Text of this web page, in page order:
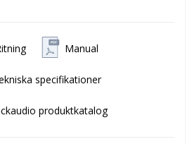
och tillhandahålls från en
levererar 9-48V DC.
har även inbyggda filter som
Manual
specifikationer
produktkatalog